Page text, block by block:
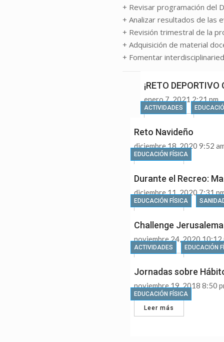
+ Revisar programación del
+ Analizar resultados de las
+ Revisión trimestral de la
+ Adquisición de material
+ Fomentar
ACTIVIDADES
¡RETO DEPORTIVO
enero 7, 2021 2:21 pm
EDUCACIÓN FÍSICA
Reto Navideño
diciembre 18, 2020 9:52
EDUCACIÓN FÍSICA
Durante el Recreo:
diciembre 11, 2020 7:31
ACTIVIDADES EDUCACIÓN
Challenge
noviembre 24, 2020 10:12
EDUCACIÓN FÍSICA
Jornadas sobre
noviembre 19, 2018 8:50
Leer más